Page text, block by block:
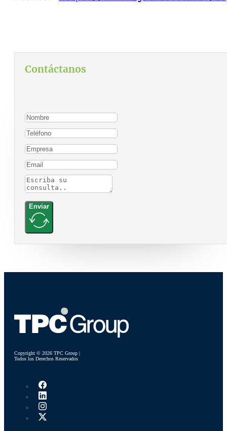
Contáctanos
Enviar
Copyright © 2026 TPC Group |
Todos los Derechos Reservados